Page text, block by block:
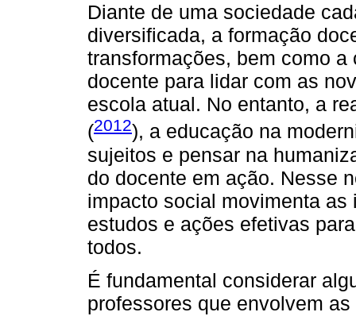
Diante de uma sociedade
diversificada, a formação
transformações, bem como
docente para lidar com as
escola atual. No entanto, a
(2012), a educação na
sujeitos e pensar na
do docente em ação. Nesse
impacto social movimenta
estudos e ações efetivas
todos.
É fundamental considerar
professores que envolvem